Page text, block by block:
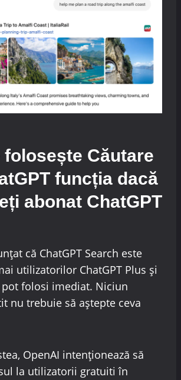
folosește Căutare
funcția dacă
abonat ChatGPT
că ChatGPT Search este
utilizatorilor ChatGPT Plus și
pot folosi imediat. Niciun
nu trebuie să aștepte ceva
OpenAI intenționează să
la utilizatorii gratuiti în